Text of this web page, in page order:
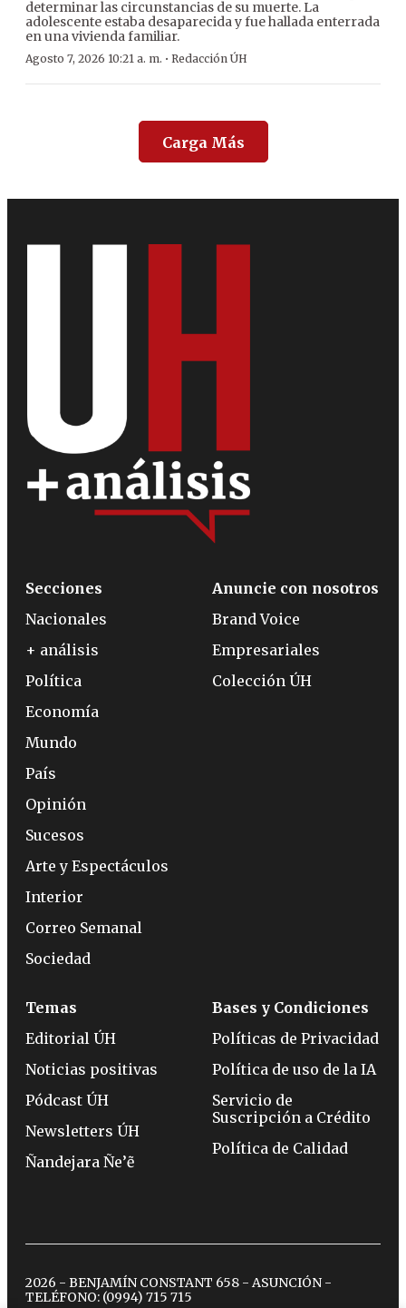
determinar las circunstancias de su muerte. La
adolescente estaba desaparecida y fue hallada enterrada
en una vivienda familiar.
Agosto 7, 2026 10:21 a. m. · Redacción ÚH
Carga Más
Secciones
Nacionales
+ análisis
Política
Economía
Mundo
País
Opinión
Sucesos
Arte y Espectáculos
Interior
Correo Semanal
Sociedad
Anuncie con nosotros
Brand Voice
Empresariales
Colección ÚH
Temas
Editorial ÚH
Noticias positivas
Pódcast ÚH
Newsletters ÚH
Ñandejara Ñe’ẽ
Bases y Condiciones
Políticas de Privacidad
Política de uso de la IA
Servicio de
Suscripción a Crédito
Política de Calidad
2026 - BENJAMÍN CONSTANT 658 - ASUNCIÓN -
TELÉFONO: (0994) 715 715